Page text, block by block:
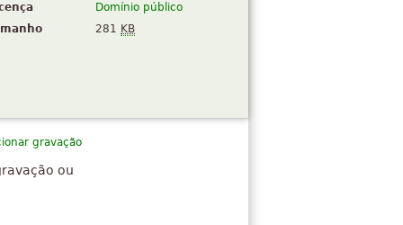
Domínio público
281 KB
gravação
ou